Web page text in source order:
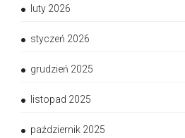
luty 2026
styczeń 2026
grudzień 2025
listopad 2025
październik 2025